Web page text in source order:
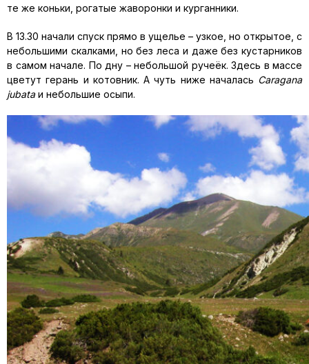
те же коньки, рогатые жаворонки и курганники.
В 13.30 начали спуск прямо в ущелье – узкое, но открытое, с
небольшими скалками, но без леса и даже без кустарников
в самом начале. По дну – небольшой ручеёк. Здесь в массе
цветут герань и котовник. А чуть ниже началась Caragana
jubataи небольшие осыпи.